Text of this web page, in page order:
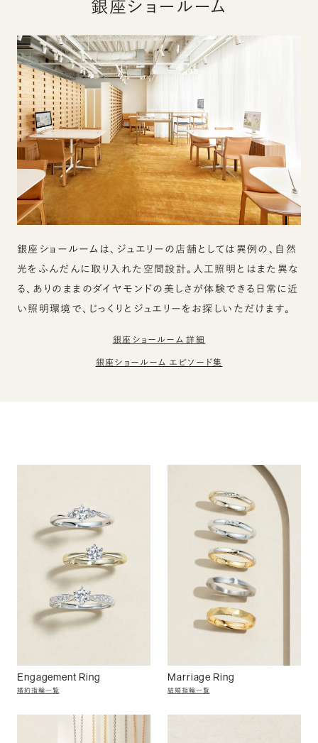
銀座ショールーム
銀座ショールームは、ジュエリーの店舗としては異例の、自然
光をふんだんに取り入れた空間設計。人工照明とはまた異な
る、ありのままのダイヤモンドの美しさが体験できる日常に近
い照明環境で、じっくりとジュエリーをお探しいただけます。
銀座ショールーム 詳細
銀座ショールーム エピソード集
Engagement Ring
婚約指輪一覧
Marriage Ring
結婚指輪一覧